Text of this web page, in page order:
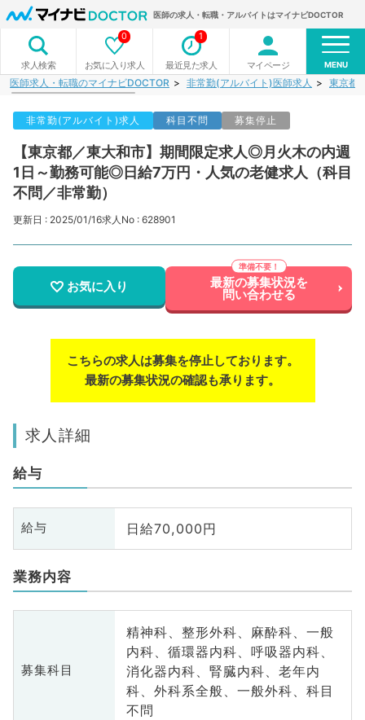
医師の求人・転職・アルバイトはマイナビDOCTOR
求人検索 お気に入り求人
0
最近見た求人
1
マイページ MENU
医師求人・転職のマイナビDOCTOR 非常勤(アルバイト)医師求人 東京都
非常勤(アルバイト)求人 科目不問 募集停止
【東京都／東大和市】期間限定求人◎月火木の内週
1日～勤務可能◎日給7万円・人気の老健求人（科目
不問／非常勤）
更新日 : 2025/01/16求人No : 628901
お気に入り 最新の募集状況を
問い合わせる
こちらの求人は募集を停止しております。
最新の募集状況の確認も承ります。
求人詳細
給与
給与 日給70,000円
業務内容
募集科目
精神科、整形外科、麻酔科、一般
内科、循環器内科、呼吸器内科、
消化器内科、腎臓内科、老年内
科、外科系全般、一般外科、科目
不問